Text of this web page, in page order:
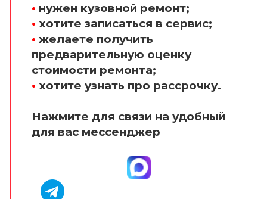
• нужен кузовной ремонт;
• хотите записаться в сервис;
• желаете получить
предварительную оценку
стоимости ремонта;
• хотите узнать про рассрочку.
Нажмите для связи на удобный
для вас мессенджер